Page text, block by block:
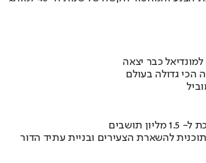
כבר יצאה
הכי גדולה בעולם
להשארת הצעירים ובניית עתיד הדור